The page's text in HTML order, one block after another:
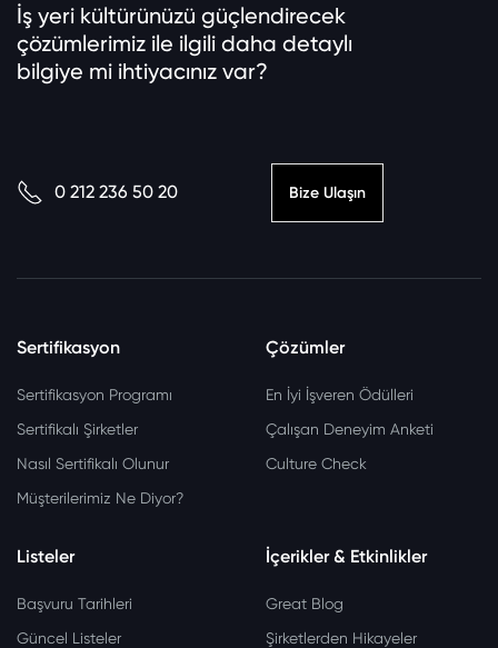
İş yeri kültürünüzü güçlendirecek
çözümlerimiz ile ilgili daha detaylı
bilgiye mi ihtiyacınız var?
0 212 236 50 20 Bize Ulaşın
Sertifikasyon
Sertifikasyon Programı
Sertifikalı Şirketler
Nasıl Sertifikalı Olunur
Müşterilerimiz Ne Diyor?
Çözümler
En İyi İşveren Ödülleri
Çalışan Deneyim Anketi
Culture Check
Listeler
Başvuru Tarihleri
Güncel Listeler
İçerikler & Etkinlikler
Great Blog
Şirketlerden Hikayeler